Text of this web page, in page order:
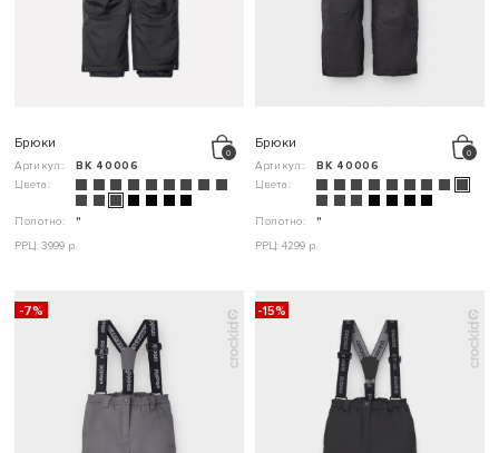
Брюки
Артикул:
ВК 40006
Цвета:
Полотно:
"
РРЦ: 3999 р.
Брюки
Артикул:
ВК 40006
Цвета:
Полотно:
"
РРЦ: 4299 р.
-7% -15%